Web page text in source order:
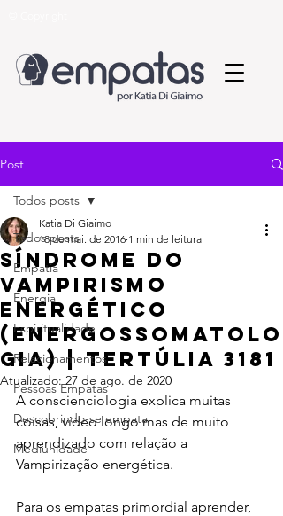
Post
Todos posts
Empatia
Energia
Espiritualidade
Relacionamentos
Pessoas Empatas
Descobrindo-se empata
Mediunidade
Todos posts
Síndrome do
vampirismo
energético
(Energossomatolo
gia) | Tertúlia 3181
Katia Di Giaimo
18 de mai. de 2016 1 min de leitura
Atualizado:27 de ago. de 2020
A conscienciologia explica muitas
coisas, vídeo longo mas de muito
aprendizado com relação a
Vampirização energética.
Para os empatas primordial aprender,